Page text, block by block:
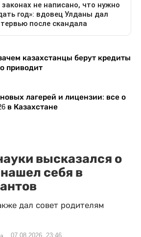
казахстанцы берут кредиты
приводит
лагерей и лицензии: все о
в Казахстане
высказался о
себя в
дал совет родителям
07.08.2026, 23:46